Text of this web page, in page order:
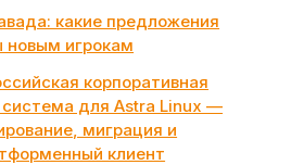
какие предложения
новым игрокам
корпоративная
система для Astra Linux —
миграция и
клиент